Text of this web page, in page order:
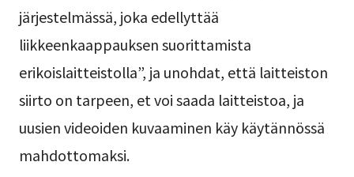
järjestelmässä, joka edellyttää
liikkeenkaappauksen suorittamista
erikoislaitteistolla”, ja unohdat, että laitteiston
siirto on tarpeen, et voi saada laitteistoa, ja
uusien videoiden kuvaaminen käy käytännössä
mahdottomaksi.